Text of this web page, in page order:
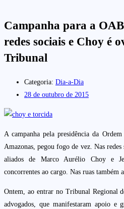
Campanha para a
redes sociais e Choy é
Tribunal
Categoria: Dia-a-Dia
28 de outubro de 2015
A campanha pela presidência da
Amazonas, pegou fogo de vez. Nas
aliados de Marco Aurélio Choy e
concorrentes ao cargo. Nas ruas também
Ontem, ao entrar no Tribunal Regional
advogados, que manifestaram apoio e